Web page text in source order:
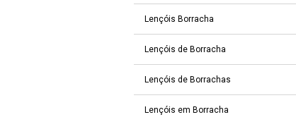
Lençóis Borracha
Lençóis de Borracha
Lençóis de Borrachas
Lençóis em Borracha